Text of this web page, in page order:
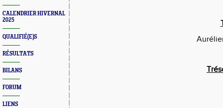
CALENDRIER HIVERNAL
2025
QUALIFIÉ(E)S
RÉSULTATS
BILANS
FORUM
LIENS